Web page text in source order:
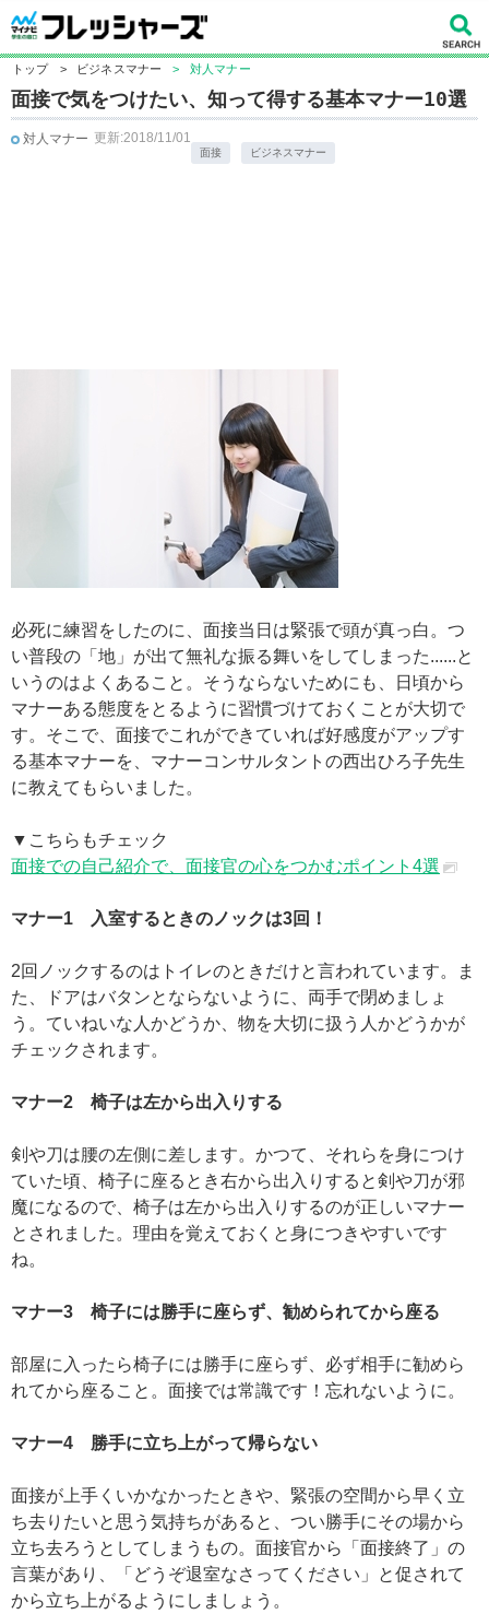
トップ > ビジネスマナー > 対人マナー
面接で気をつけたい、知って得する基本マナー10選
対人マナー 更新:2018/11/01
面接 ビジネスマナー
必死に練習をしたのに、面接当日は緊張で頭が真っ白。つ
い普段の「地」が出て無礼な振る舞いをしてしまった......と
いうのはよくあること。そうならないためにも、日頃から
マナーある態度をとるように習慣づけておくことが大切で
す。そこで、面接でこれができていれば好感度がアップす
る基本マナーを、マナーコンサルタントの西出ひろ子先生
に教えてもらいました。
▼こちらもチェック
面接での自己紹介で、面接官の心をつかむポイント4選
マナー1 入室するときのノックは3回！
2回ノックするのはトイレのときだけと言われています。ま
た、ドアはバタンとならないように、両手で閉めましょ
う。ていねいな人かどうか、物を大切に扱う人かどうかが
チェックされます。
マナー2 椅子は左から出入りする
剣や刀は腰の左側に差します。かつて、それらを身につけ
ていた頃、椅子に座るとき右から出入りすると剣や刀が邪
魔になるので、椅子は左から出入りするのが正しいマナー
とされました。理由を覚えておくと身につきやすいです
ね。
マナー3 椅子には勝手に座らず、勧められてから座る
部屋に入ったら椅子には勝手に座らず、必ず相手に勧めら
れてから座ること。面接では常識です！忘れないように。
マナー4 勝手に立ち上がって帰らない
面接が上手くいかなかったときや、緊張の空間から早く立
ち去りたいと思う気持ちがあると、つい勝手にその場から
立ち去ろうとしてしまうもの。面接官から「面接終了」の
言葉があり、「どうぞ退室なさってください」と促されて
から立ち上がるようにしましょう。